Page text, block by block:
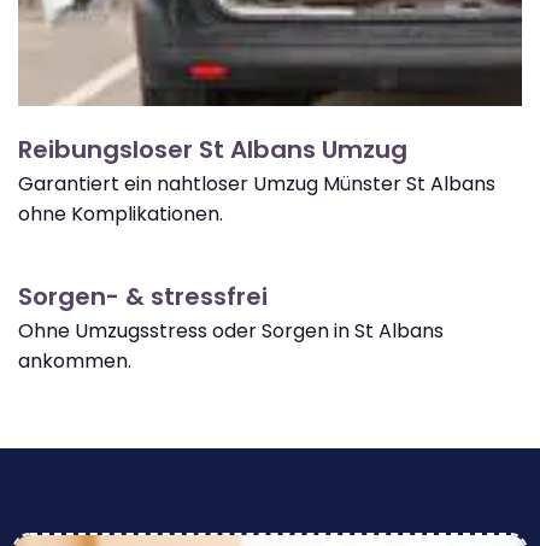
Reibungsloser St Albans Umzug
Garantiert ein nahtloser Umzug Münster St Albans
ohne Komplikationen.
Sorgen- & stressfrei
Ohne Umzugsstress oder Sorgen in St Albans
ankommen.